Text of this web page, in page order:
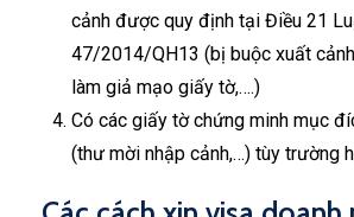
cảnh được quy định tại Điều 21
47/2014/QH13 (bị buộc xuất
làm giả mạo giấy tờ,….)
Có các giấy tờ chứng minh mục
(thư mời nhập cảnh,…) tùy trường